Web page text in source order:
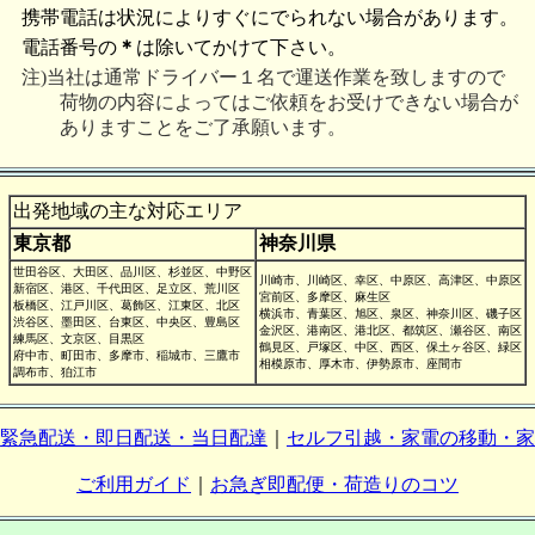
携帯電話は状況によりすぐにでられない場合があります
電話番号の＊ は除いてかけて下さい。
注)当社は通常ドライバー１名で運送作業を致しますので
荷物の内容によってはご依頼をお受けできない場合が
ありますことをご了承願います。
出発地域の主な対応エリア
東京都
神奈川県
世田谷区、大田区、品川区、杉並区、中野区
新宿区、港区、千代田区、足立区、荒川区
板橋区、江戸川区、葛飾区、江東区、北区
渋谷区、墨田区、台東区、中央区、豊島区
練馬区、文京区、目黒区
府中市、町田市、多摩市、稲城市、三鷹市
調布市、狛江市
川崎市、川崎区、幸区、中原区、高津区、中原区
宮前区、多摩区、麻生区
横浜市、青葉区、旭区、泉区、神奈川区、磯子区
金沢区、港南区、港北区、都筑区、瀬谷区、南区
鶴見区、戸塚区、中区、西区、保土ヶ谷区、緑区
相模原市、厚木市、伊勢原市、座間市
緊急配送・即日配送・当日配達 セルフ引越・家電の移動・
ご利用ガイド お急ぎ即配便・荷造りのコツ